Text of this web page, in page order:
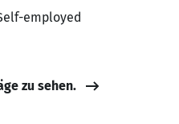
employed
zu sehen.